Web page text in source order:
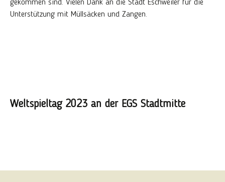
gekommen sind. Vielen Dank an die Stadt Eschweiler für die
Unterstützung mit Müllsäcken und Zangen.
Weltspieltag 2023 an der EGS Stadtmitte